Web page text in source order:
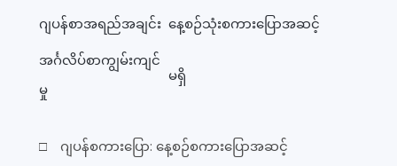
ဂျပန်စာအရည်အချင်း နေ့စဉ်သုံးစကားပြောအဆင့်
အင်္ဂလိပ်စာကျွမ်းကျင်
မှု
မရှိ
□ ဂျပန်စကားပြော: နေ့စဉ်စကားပြောအဆင့်